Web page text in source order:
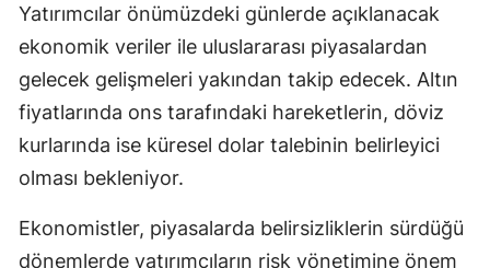
Yatırımcılar önümüzdeki günlerde açıklanacak
ekonomik veriler ile uluslararası piyasalardan
gelecek gelişmeleri yakından takip edecek. Altın
fiyatlarında ons tarafındaki hareketlerin, döviz
kurlarında ise küresel dolar talebinin belirleyici
olması bekleniyor.
Ekonomistler, piyasalarda belirsizliklerin sürdüğü
dönemlerde yatırımcıların risk yönetimine önem